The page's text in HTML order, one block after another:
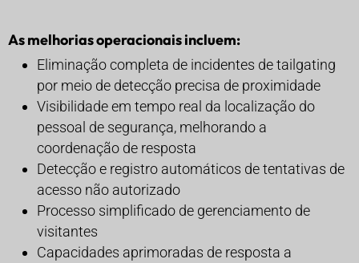
As melhorias operacionais incluem:
Eliminação completa de incidentes de tailgating
por meio de detecção precisa de proximidade
Visibilidade em tempo real da localização do
pessoal de segurança, melhorando a
coordenação de resposta
Detecção e registro automáticos de tentativas de
acesso não autorizado
Processo simplificado de gerenciamento de
visitantes
Capacidades aprimoradas de resposta a